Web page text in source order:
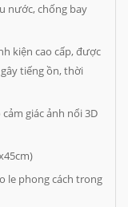
nước, chống bay
kiện cao cấp, được
tiếng ồn, thời
giác ảnh nổi 3D
le phong cách trong